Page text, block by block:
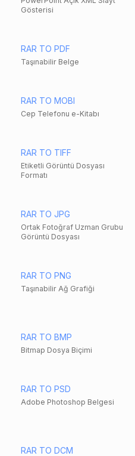
Gösterisi
RAR TO PDF
Taşınabilir Belge
RAR TO MOBI
Cep Telefonu e-Kitabı
RAR TO TIFF
Etiketli Görüntü Dosyası
Formatı
RAR TO JPG
Ortak Fotoğraf Uzman Grubu
Görüntü Dosyası
RAR TO PNG
Taşınabilir Ağ Grafiği
RAR TO BMP
Bitmap Dosya Biçimi
RAR TO PSD
Adobe Photoshop Belgesi
RAR TO DCM